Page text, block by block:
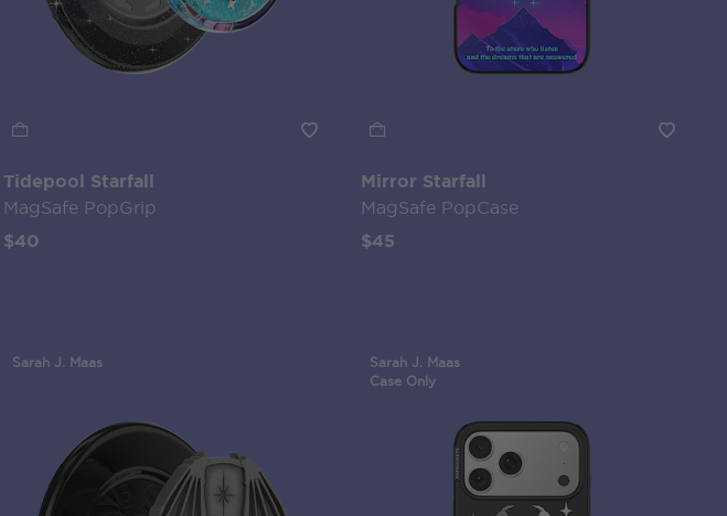
Tidepool Starfall
MagSafe PopGrip
$40
Mirror Starfall
MagSafe PopCase
$45
Sarah J. Maas
Sarah J. Maas
Case Only